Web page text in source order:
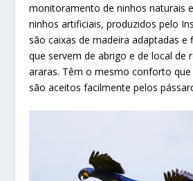
monitoramento de ninhos naturais
ninhos artificiais, produzidos pelo
são caixas de madeira adaptadas e
que servem de abrigo e de local de
araras. Têm o mesmo conforto
são aceitos facilmente pelos